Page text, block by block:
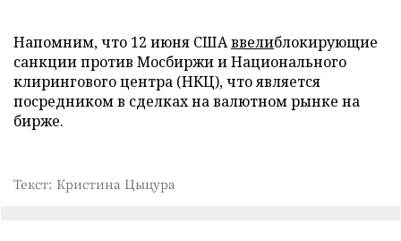
Напомним, что 12 июня СШАввелиблокирующие
санкции против Мосбиржи и Национального
клирингового центра (НКЦ), что является
посредником в сделках на валютном рынке на
бирже.
Текст: Кристина Цыцура